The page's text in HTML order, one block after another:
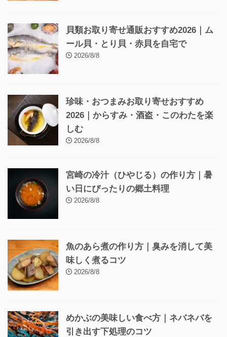
貝類お取り寄せ通販おすすめ2026｜ム
ール貝・とり貝・赤貝を自宅で
2026/8/8
珍味・おつまみお取り寄せおすすめ
2026｜からすみ・酒盗・このわたを楽
しむ
2026/8/8
宮崎の冷汁（ひやじる）の作り方｜暑
い日にぴったりの郷土料理
2026/8/8
魚のあら煮の作り方｜臭みを消して美
味しく煮るコツ
2026/8/8
めかぶの美味しい食べ方｜ネバネバを
引き出す下処理のコツ